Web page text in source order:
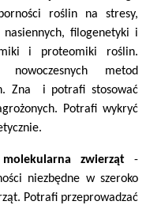
roślin na stresy,
filogenetyki i
i proteomiki roślin.
nowoczesnych metod
Zna i potrafi stosować
Potrafi wykryć
molekularna zwierząt -
niezbędne w szeroko
Potrafi przeprowadzać